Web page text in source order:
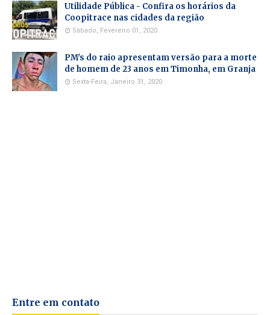
Utilidade Pública - Confira os horários da
Coopitrace nas cidades da região
Sábado, Fevereiro 01, 2020
PM's do raio apresentam versão para a morte
de homem de 23 anos em Timonha, em Granja
Sexta-Feira, Janeiro 31, 2020
Entre em contato